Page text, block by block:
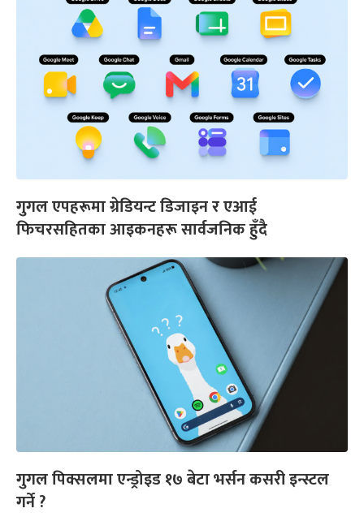
गुगल एपहरूमा ग्रेडियन्ट डिजाइन र एआई
फिचरसहितका आइकनहरू सार्वजनिक हुँदै
गुगल पिक्सलमा एन्ड्रोइड १७ बेटा भर्सन कसरी इन्स्टल
गर्ने ?